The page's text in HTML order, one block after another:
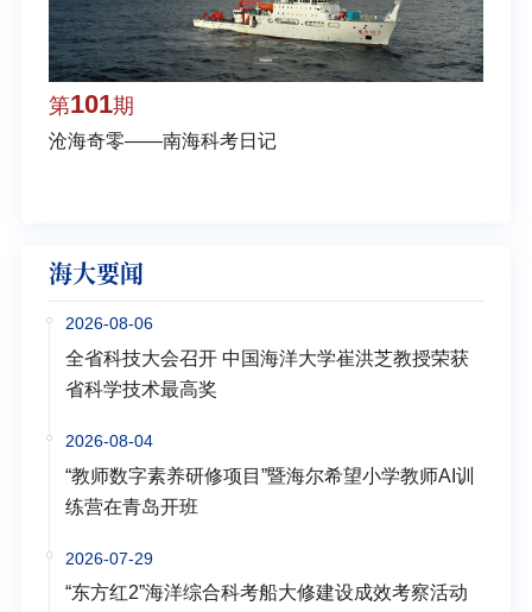
第101期
沧海奇零——南海科考日记
海大要闻
2026-08-06
全省科技大会召开 中国海洋大学崔洪芝教授荣获
省科学技术最高奖
2026-08-04
“教师数字素养研修项目”暨海尔希望小学教师AI训
练营在青岛开班
2026-07-29
“东方红2”海洋综合科考船大修建设成效考察活动